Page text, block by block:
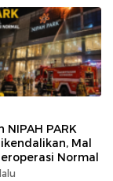
NIPAH PARK
Mal
Normal